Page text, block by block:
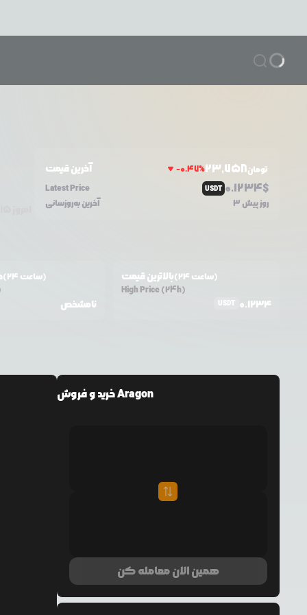
آخرین قیمت -0.47%23,758تومان
Latest Price
USDT 0.1234$
آخرین به‌روزسانی 3 روز پیش
(24 ساعت)
نامشخص
بالاترین قیمت
(24 ساعت)
High Price (24h)
USDT 0.1234
خرید و فروش Aragon
همین الان معامله کن